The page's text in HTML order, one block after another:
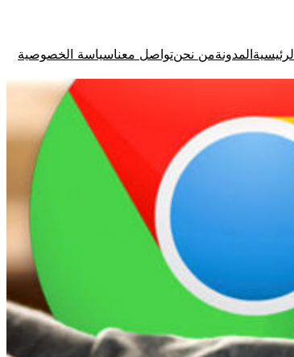
الرئيسية المدونةمن نحنتواصل معناسياسة الخصوصية